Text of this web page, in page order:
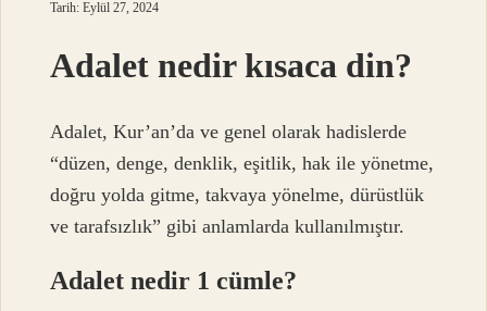
Tarih: Eylül 27, 2024
Adalet nedir kısaca din?
Adalet, Kur’an’da ve genel olarak hadislerde
“düzen, denge, denklik, eşitlik, hak ile yönetme,
doğru yolda gitme, takvaya yönelme, dürüstlük
ve tarafsızlık” gibi anlamlarda kullanılmıştır.
Adalet nedir 1 cümle?